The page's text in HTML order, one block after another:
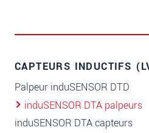
CAPTEURS INDUCTIFS
Palpeur induSENSOR DTD
induSENSOR DTA palpeurs
induSENSOR DTA capteurs